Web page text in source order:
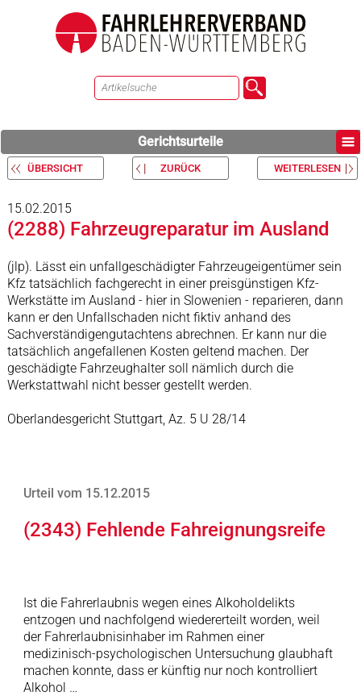
Gerichtsurteile
ÜBERSICHT ZURÜCK WEITERLESEN
15.02.2015
(2288) Fahrzeugreparatur im Ausland
(jlp). Lässt ein unfallgeschädigter Fahrzeugeigentümer sein
Kfz tatsächlich fachgerecht in einer preisgünstigen Kfz-
Werkstätte im Ausland - hier in Slowenien - reparieren, dann
kann er den Unfallschaden nicht fiktiv anhand des
Sachverständigengutachtens abrechnen. Er kann nur die
tatsächlich angefallenen Kosten geltend machen. Der
geschädigte Fahrzeughalter soll nämlich durch die
Werkstattwahl nicht besser gestellt werden.
Oberlandesgericht Stuttgart, Az. 5 U 28/14
Urteil vom 15.12.2015
(2343) Fehlende Fahreignungsreife
Ist die Fahrerlaubnis wegen eines Alkoholdelikts
entzogen und nachfolgend wiedererteilt worden, weil
der Fahrerlaubnisinhaber im Rahmen einer
medizinisch-psychologischen Untersuchung glaubhaft
machen konnte, dass er künftig nur noch kontrolliert
Alkohol …